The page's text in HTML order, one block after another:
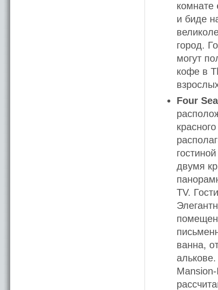
комнате
и биде
город.
могут
кофе в
Four
двумя
TV.
ванна,